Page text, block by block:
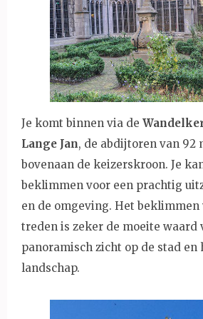
Je komt binnen via de
Lange Jan, de abdijtoren van 92
bovenaan de keizerskroon. Je
beklimmen voor een prachtig
en de omgeving. Het beklimmen
treden is zeker de moeite waard
panoramisch zicht op de stad en
landschap.